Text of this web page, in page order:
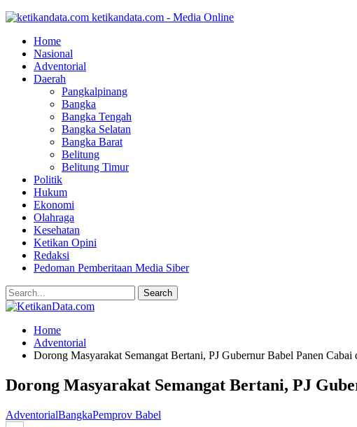
ketikandata.com - Media Online
Home
Nasional
Adventorial
Daerah
Pangkalpinang
Bangka
Bangka Tengah
Bangka Selatan
Bangka Barat
Belitung
Belitung Timur
Politik
Hukum
Ekonomi
Olahraga
Kesehatan
Ketikan Opini
Redaksi
Pedoman Pemberitaan Media Siber
Home
Adventorial
Dorong Masyarakat Semangat Bertani, PJ Gubernur Babel Panen Cabai
Dorong Masyarakat Semangat Bertani, PJ
AdventorialBangkaPemprov Babel